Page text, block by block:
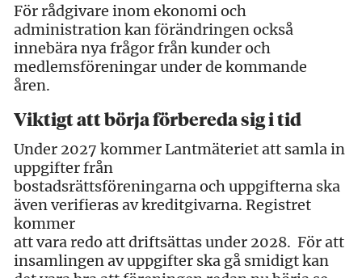
För rådgivare inom ekonomi och
administration kan förändringen också
innebära nya frågor från kunder och
medlemsföreningar under de kommande
åren.
Viktigt att börja förbereda sig i tid
Under 2027 kommer Lantmäteriet att samla in
uppgifter från
bostadsrättsföreningarna och uppgifterna ska
även verifieras av kreditgivarna. Registret
kommer
att vara redo att driftsättas under 2028. För att
insamlingen av uppgifter ska gå smidigt kan